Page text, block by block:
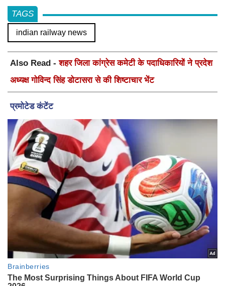
TAGS
indian railway news
Also Read -शहर जिला कांग्रेस कमेटी के पदाधिकारियों ने प्रदेश
अध्यक्ष गोविन्द सिंह डोटासरा से की शिष्टाचार भेंट